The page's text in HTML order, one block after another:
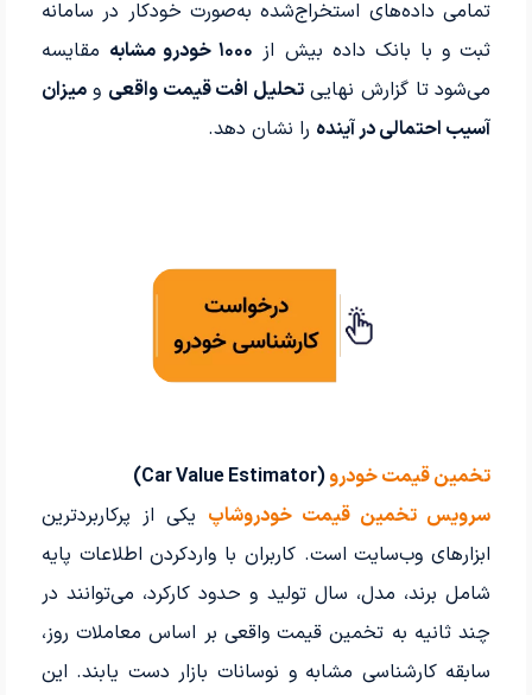
تمامی داده‌های استخراج‌شده به‌صورت خودکار در سامانه
ثبت و با بانک داده بیش از ۱۰۰۰ خودرو مشابه
مقایسه
می‌شود تا گزارش نهاییتحلیل افت قیمت واقعی ومیزان
آسیب احتمالی در آینده را نشان دهد.
تخمین قیمت خودرو(Car Value Estimator)
سرویس تخمین قیمت خودروشاپ یکی از پرکاربردترین
ابزارهای وب‌سایت است. کاربران با واردکردن اطلاعات پایه
شامل برند، مدل، سال تولید و حدود کارکرد، می‌توانند در
چند ثانیه به تخمین قیمت واقعی بر اساس معاملات روز،
سابقه کارشناسی مشابه و نوسانات بازار دست یابند. این